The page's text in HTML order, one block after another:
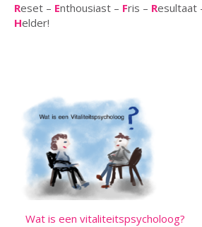
Reset – Enthousiast – Fris – Resultaat
Helder!
Wat is een vitaliteitspsycholoog?